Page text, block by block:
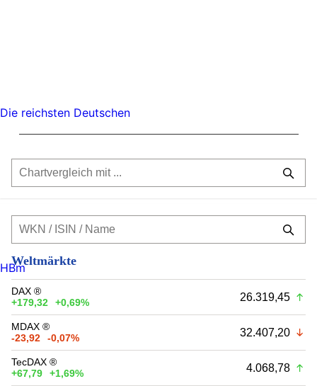
Weltmärkte
DAX ®
+179,32
+0,69% 26.319,45
MDAX ®
-23,92
-0,07% 32.407,20
TecDAX ®
+67,79
+1,69% 4.068,78
Die reichsten Deutschen
HBm